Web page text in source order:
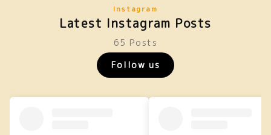
Instagram
Latest Instagram Posts
65 Posts
Follow us